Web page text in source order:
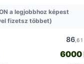
a legjobbhoz képest
fizetsz többet)
86 ,61
6000